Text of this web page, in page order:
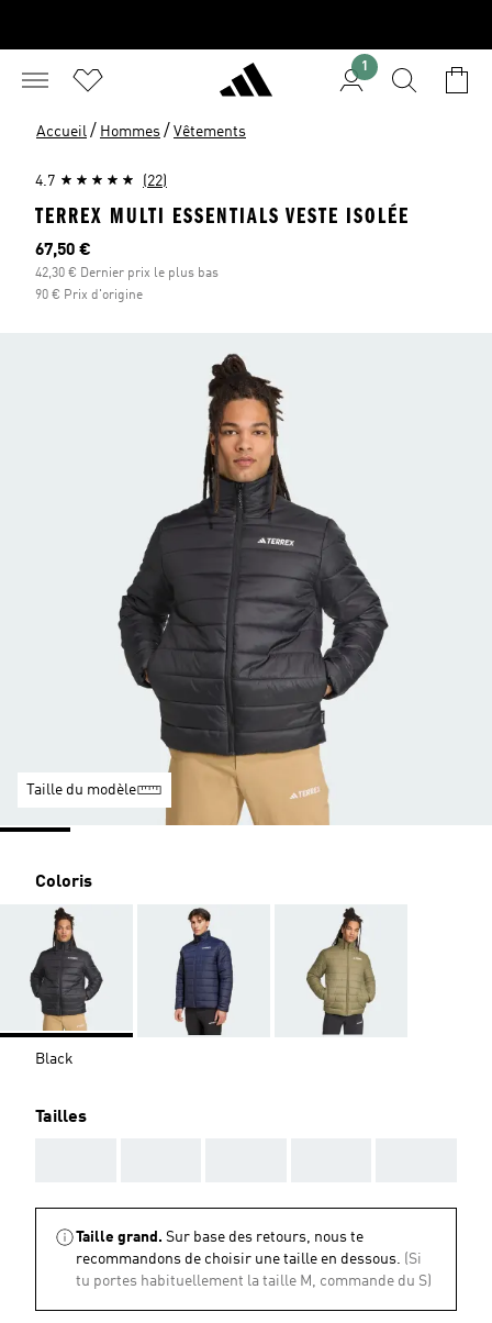
1
Accueil / Hommes / Vêtements
4.7 (22)
TERREX MULTI ESSENTIALS VESTE ISOLÉE
Prix actuel
67,50 €
42,30 € Dernier prix le plus bas
90 € Prix d'origine
Taille du modèle
Coloris
Black
Tailles
Taille grand. Sur base des retours, nous te
recommandons de choisir une taille en dessous. (Si
tu portes habituellement la taille M, commande du S)